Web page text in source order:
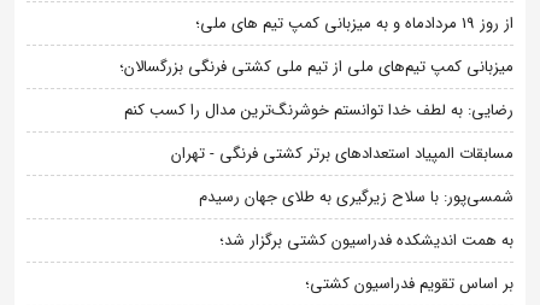
از روز 19 مردادماه و به میزبانی کمپ تیم های ملی؛
میزبانی کمپ تیم‌های ملی از تیم ملی کشتی فرنگی بزرگسالان؛
رضایی: به لطف خدا توانستم خوشرنگ‌ترین مدال را کسب کنم
مسابقات المپیاد استعدادهای برتر کشتی فرنگی - تهران
شمسی‌پور: با سلاح زیرگیری به طلای جهان رسیدم
به همت اندیشکده فدراسیون کشتی برگزار شد؛
بر اساس تقویم فدراسیون کشتی؛